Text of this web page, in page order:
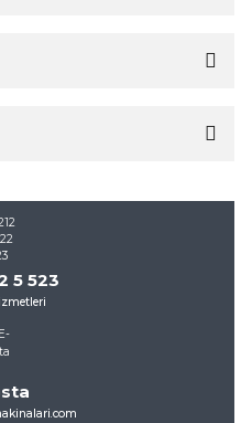
öneri formunu
ederiz.
görüntülenemiyor.
bulunuyor.
5 523